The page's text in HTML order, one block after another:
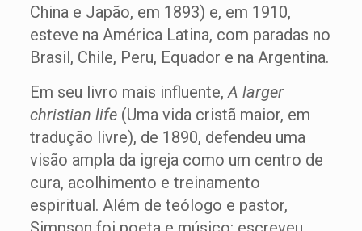
China e Japão, em 1893) e, em 1910,
esteve na América Latina, com paradas no
Brasil, Chile, Peru, Equador e na Argentina.
Em seu livro mais influente, A larger
christian life(Uma vida cristã maior, em
tradução livre), de 1890, defendeu uma
visão ampla da igreja como um centro de
cura, acolhimento e treinamento
espiritual. Além de teólogo e pastor,